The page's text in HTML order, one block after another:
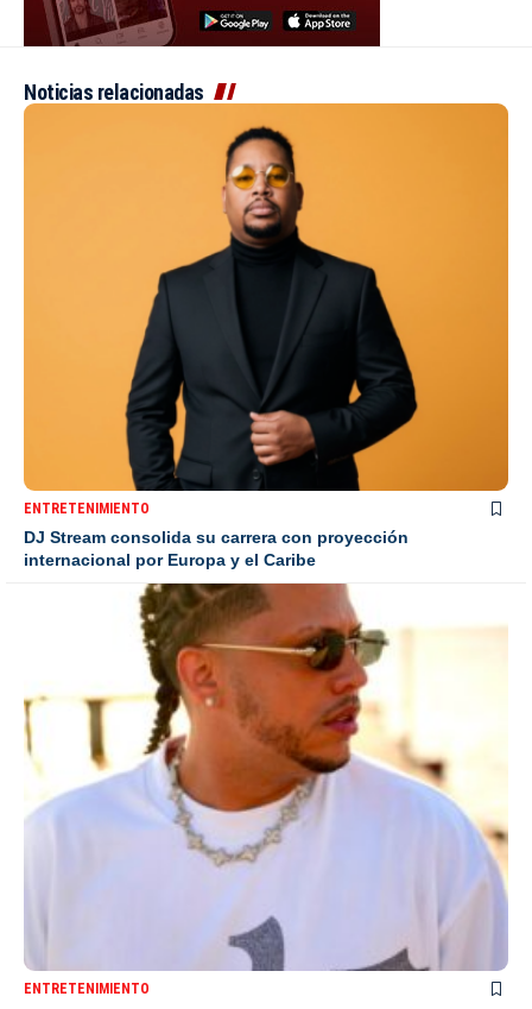
Noticias relacionadas
ENTRETENIMIENTO
DJ Stream consolida su carrera con proyección
internacional por Europa y el Caribe
ENTRETENIMIENTO